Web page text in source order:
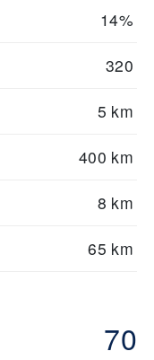
14%
320
5 km
400 km
8 km
65 km
70